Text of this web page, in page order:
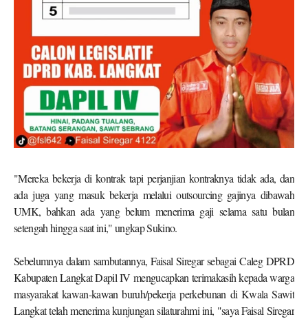
"Mereka bekerja di kontrak tapi perjanjian kontraknya tidak ada, dan
ada juga yang masuk bekerja melalui outsourcing gajinya dibawah
UMK, bahkan ada yang belum menerima gaji selama satu bulan
setengah hingga saat ini," ungkap Sukino.
Sebelumnya dalam sambutannya, Faisal Siregar sebagai Caleg DPRD
Kabupaten Langkat Dapil IV mengucapkan terimakasih kepada warga
masyarakat kawan-kawan buruh/pekerja perkebunan di Kwala Sawit
Langkat telah menerima kunjungan silaturahmi ini, "saya Faisal Siregar